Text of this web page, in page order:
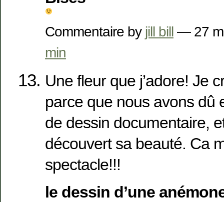
Commentaire by jill bill — 27
min
Une fleur que j’adore! Je
parce que nous avons dû
de dessin documentaire, et
découvert sa beauté. Ca
spectacle!!!
le dessin d’une